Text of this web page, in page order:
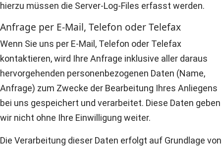
hierzu müssen die Server-Log-Files erfasst werden.
Anfrage per E-Mail, Telefon oder Telefax
Wenn Sie uns per E-Mail, Telefon oder Telefax
kontaktieren, wird Ihre Anfrage inklusive aller daraus
hervorgehenden personenbezogenen Daten (Name,
Anfrage) zum Zwecke der Bearbeitung Ihres Anliegens
bei uns gespeichert und verarbeitet. Diese Daten geben
wir nicht ohne Ihre Einwilligung weiter.
Die Verarbeitung dieser Daten erfolgt auf Grundlage von